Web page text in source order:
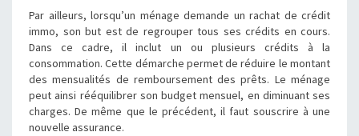
Par ailleurs, lorsqu’un ménage demande un rachat de crédit
immo, son but est de regrouper tous ses crédits en cours.
Dans ce cadre, il inclut un ou plusieurs crédits à la
consommation. Cette démarche permet de réduire le montant
des mensualités de remboursement des prêts. Le ménage
peut ainsi rééquilibrer son budget mensuel, en diminuant ses
charges. De même que le précédent, il faut souscrire à une
nouvelle assurance.